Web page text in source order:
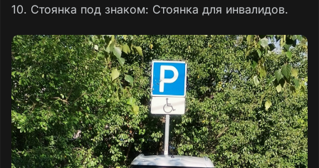
10. Стоянка под знаком: Стоянка для инвалидов.